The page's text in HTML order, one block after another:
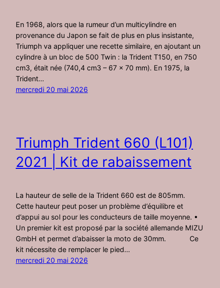
En 1968, alors que la rumeur d’un multicylindre en
provenance du Japon se fait de plus en plus insistante,
Triumph va appliquer une recette similaire, en ajoutant un
cylindre à un bloc de 500 Twin : la Trident T150, en 750
cm3, était née (740,4 cm3 – 67 × 70 mm). En 1975, la
Trident…
mercredi 20 mai 2026
Triumph Trident 660 (L101)
2021 | Kit de rabaissement
La hauteur de selle de la Trident 660 est de 805mm.
Cette hauteur peut poser un problème d’équilibre et
d’appui au sol pour les conducteurs de taille moyenne. •
Un premier kit est proposé par la société allemande MIZU
GmbH et permet d’abaisser la moto de 30mm. Ce
kit nécessite de remplacer le pied…
mercredi 20 mai 2026